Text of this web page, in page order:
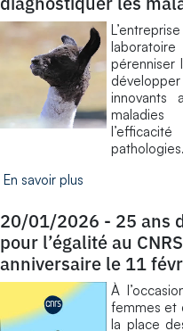
pérenniser
innovants
pathologies.
En savoir plus
20/01/2026 - 25 ans
pour l’égalité au
anniversaire le 11
À
femmes et
la place